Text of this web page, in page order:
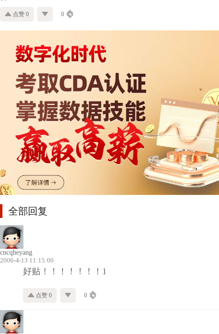
点赞 0 0
全部回复
cncqheyang
2006-4-13 11:15:00
好贴！！！！！！！1
点赞 0 0